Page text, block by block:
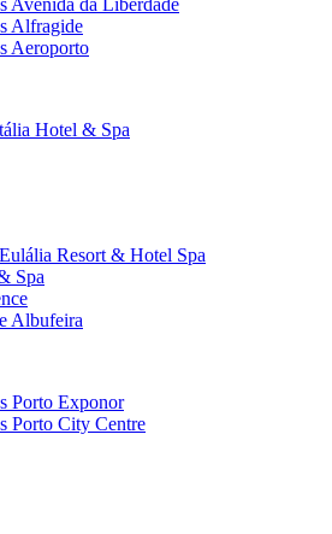
Alfragide
Aeroporto
Hotel & Spa
Resort & Hotel Spa
Spa
Albufeira
Porto Exponor
Porto City Centre